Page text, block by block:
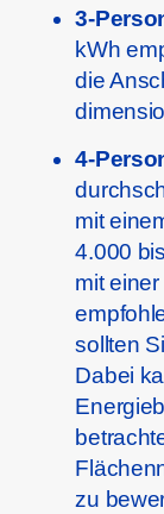
3-
kWh
die
4-
mit
4.000
mit
sollten
Dabei
zu